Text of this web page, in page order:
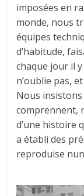
imposées en
monde, nous
équipes
d’habitude,
chaque jour il
n’oublie pas,
Nous insistons
comprennent,
d’une histoire
a établi des
reproduise